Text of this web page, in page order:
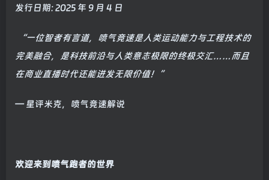
发行日期: 2025 年 9 月 4 日
“一位智者有言道，喷气竞速是人类运动能力与工程技术的
完美融合，是科技前沿与人类意志极限的终极交汇……而且
在商业直播时代还能迸发无限价值！”
— 星评米克，喷气竞速解说
欢迎来到喷气跑者的世界